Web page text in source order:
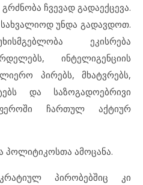
ჩვევად გადაექცევა.
სახვალიოდ უნდა გადავდოთ.
ეკისრება
ინტელიგენციის
პირებს, მხატვრებს,
და საზოგადოებრივი
ჩართულ აქტიურ
პოლიტიკოსთა ამოცანა.
პირობებშიც კი